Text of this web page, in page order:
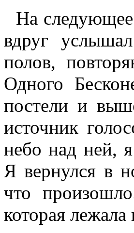
На следующее
вдруг
полов,
Одного
постели и
источник
небо над ней,
Я вернулся в
что
которая лежала